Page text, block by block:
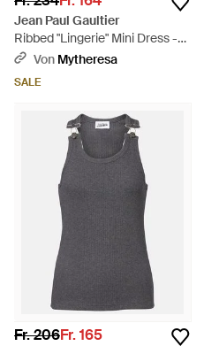
Jean Paul Gaultier
Ribbed "Lingerie" Mini Dress -
Schwarz
Von Mytheresa
SALE
Fr. 206Fr. 165